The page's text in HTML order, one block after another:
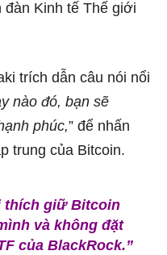
đàn Kinh tế Thế giới
trích dẫn câu nói nổi
nào đó, bạn sẽ
phúc,” để nhấn
trung của Bitcoin.
thích giữ Bitcoin
và không đặt
của BlackRock.”